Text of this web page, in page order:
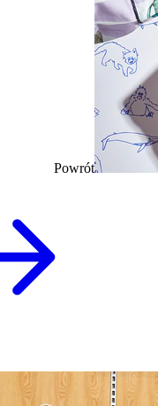
Powrót